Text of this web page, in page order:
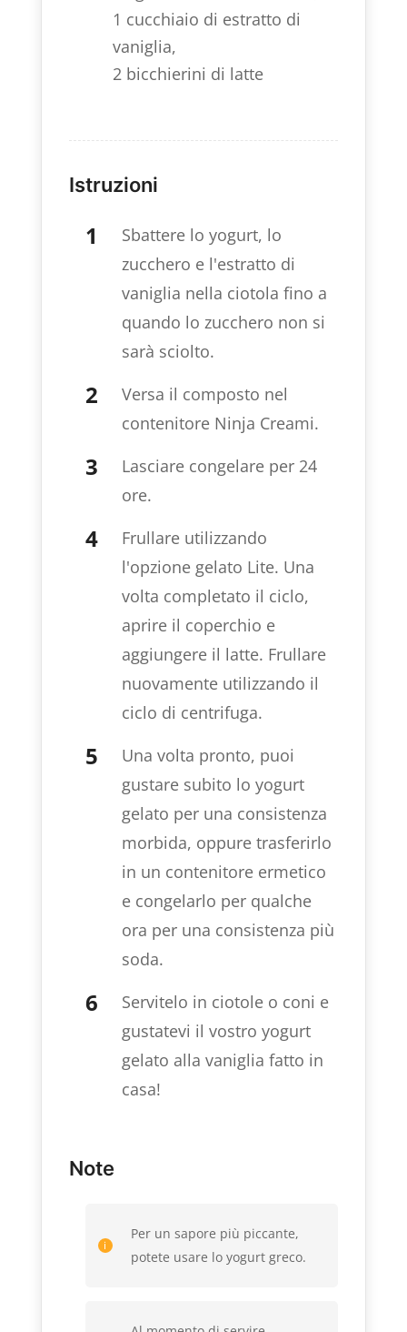
1 cucchiaio di estratto di
vaniglia,
2 bicchierini di latte
Istruzioni
Sbattere lo yogurt, lo
zucchero e l'estratto di
vaniglia nella ciotola fino a
quando lo zucchero non si
sarà sciolto.
Versa il composto nel
contenitore Ninja Creami.
Lasciare congelare per 24
ore.
Frullare utilizzando
l'opzione gelato Lite. Una
volta completato il ciclo,
aprire il coperchio e
aggiungere il latte. Frullare
nuovamente utilizzando il
ciclo di centrifuga.
Una volta pronto, puoi
gustare subito lo yogurt
gelato per una consistenza
morbida, oppure trasferirlo
in un contenitore ermetico
e congelarlo per qualche
ora per una consistenza più
soda.
Servitelo in ciotole o coni e
gustatevi il vostro yogurt
gelato alla vaniglia fatto in
casa!
Note
Per un sapore più piccante,
potete usare lo yogurt greco.